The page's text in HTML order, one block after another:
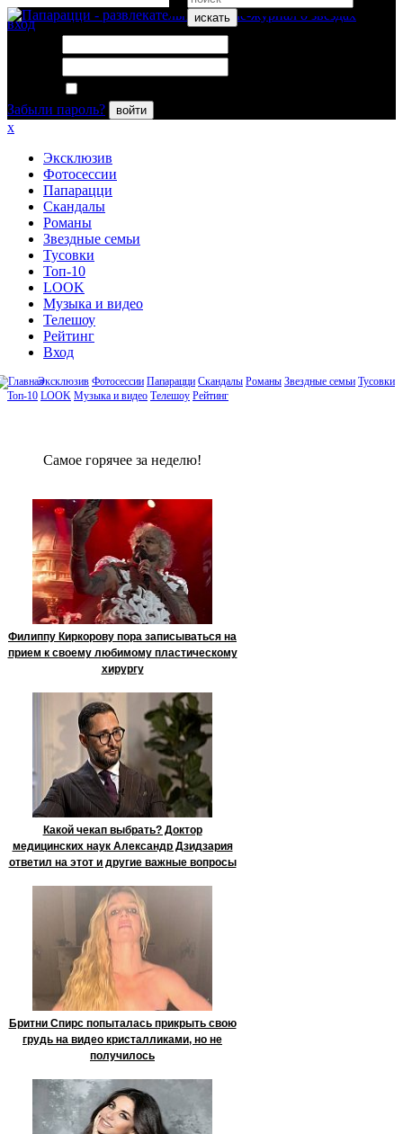
искать
вход
Забыли пароль?
войти
x
Эксклюзив
Фотосессии
Папарацци
Скандалы
Романы
Звездные семьи
Тусовки
Топ-10
LOOK
Музыка и видео
Телешоу
Рейтинг
Вход
Эксклюзив Фотосессии Папарацци Скандалы Романы Звездные семьи Тусовки
Топ-10 LOOK Музыка и видео Телешоу Рейтинг
Сaмое гoрячее за неделю!
Филиппу Киркорову пора записываться на
прием к своему любимому пластическому
хирургу
Какой чекап выбрать? Доктор
медицинских наук Александр Дзидзария
ответил на этот и другие важные вопросы
Бритни Спирс попыталась прикрыть свою
грудь на видео кристалликами, но не
получилось